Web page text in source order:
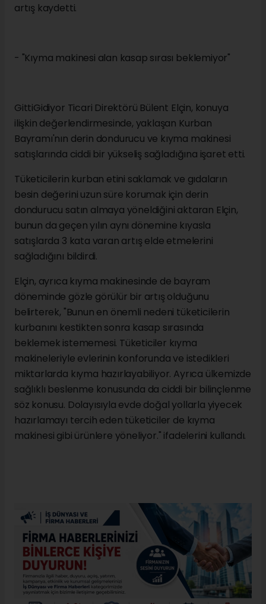
artış kaydetti.
- "Kıyma makinesi alan kasap sırası beklemiyor"
GittiGidiyor Ticari Direktörü Bülent Elçin, konuya
ilişkin değerlendirmesinde, yaklaşan Kurban
Bayramı'nın derin dondurucu ve kıyma makinesi
satışlarında ciddi bir yükseliş sağladığına işaret etti.
Tüketicilerin kurban etini saklamak ve gıdaların
besin değerini uzun süre korumak için derin
dondurucu satın almaya yöneldiğini aktaran Elçin,
bunun da geçen yılın aynı dönemine kıyasla
satışlarda 3 kata varan artış elde etmelerini
sağladığını bildirdi.
Elçin, ayrıca kıyma makinesinde de bayram
döneminde gözle görülür bir artış olduğunu
belirterek, "Bunun en önemli nedeni tüketicilerin
kurbanını kestikten sonra kasap sırasında
beklemek istememesi. Tüketiciler kıyma
makineleriyle evlerinin konforunda ve istedikleri
miktarlarda kıyma hazırlayabiliyor. Ayrıca ülkemizde
sağlıklı beslenme konusunda da ciddi bir bilinçlenme
söz konusu. Dolayısıyla evde doğal yollarla yiyecek
hazırlamayı tercih eden tüketiciler de kıyma
makinesi gibi ürünlere yöneliyor." ifadelerini kullandı.